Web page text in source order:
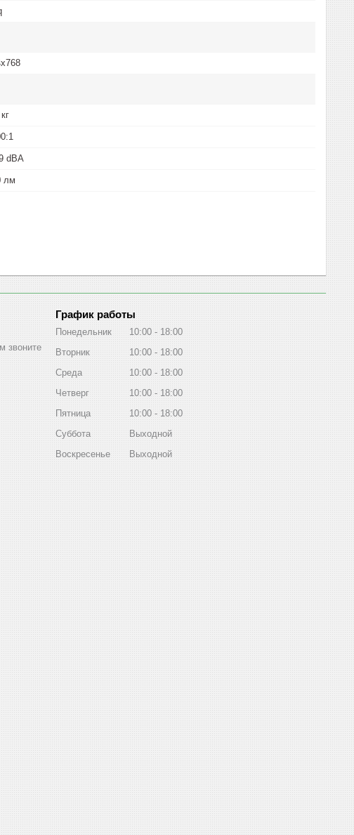
dBA
лм
звоните
График работы
Понедельник 10:00
18:00
Вторник
10:00
18:00
Среда
10:00
18:00
Четверг
10:00
18:00
Пятница
10:00
18:00
Суббота
Выходной
Воскресенье
Выходной